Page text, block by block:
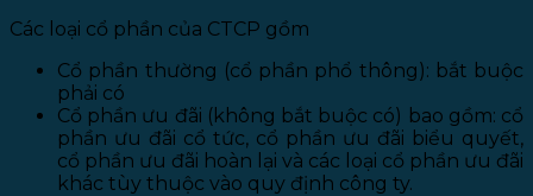
Các loại cổ phần của CTCP gồm
Cổ phần thường (cổ phần phổ thông): bắt buộc
phải có
Cổ phần ưu đãi (không bắt buộc có) bao gồm: cổ
phần ưu đãi cổ tức, cổ phần ưu đãi biểu quyết,
cổ phần ưu đãi hoàn lại và các loại cổ phần ưu đãi
khác tùy thuộc vào quy định công ty.